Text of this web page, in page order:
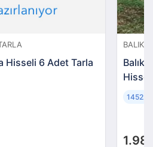
Hisseli 6 Adet Tarla